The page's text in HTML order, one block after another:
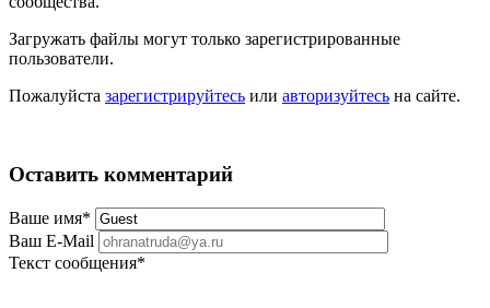
Загружать файлы могут только зарегистрированные
пользователи.
Пожалуйста зарегистрируйтесь или авторизуйтесь на сайте.
Оставить комментарий
Ваше имя*
Ваш E-Mail
Текст сообщения*